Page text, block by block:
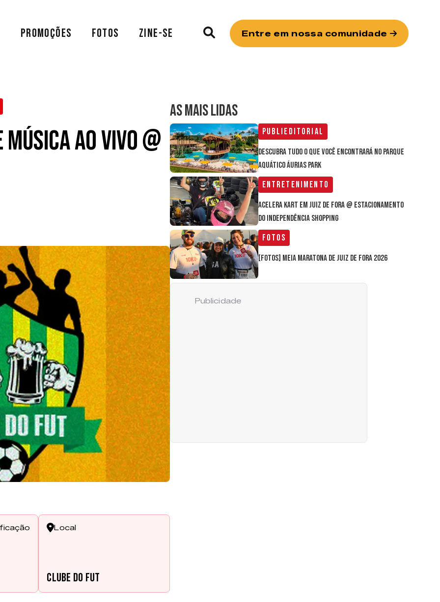
PROMOÇÕES FOTOS ZINE-SE Entre em nossa comunidade
ao Vivo @
Local
Clube do Fut
AS MAIS LIDAS
Publieditorial
Descubra tudo o que você encontrará no parque
aquático Áurias Park
Entretenimento
Acelera Kart em Juiz de Fora @ estacionamento
do Independência Shopping
Fotos
[FOTOS] Meia Maratona de Juiz de Fora 2026
Publicidade